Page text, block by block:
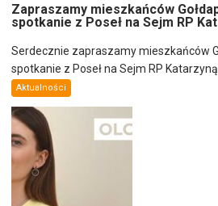
Zapraszamy mieszkańców
spotkanie z Poseł na Sejm RP
Serdecznie zapraszamy mieszkańców
spotkanie z Poseł na Sejm RP Katarzyną
Aktualności